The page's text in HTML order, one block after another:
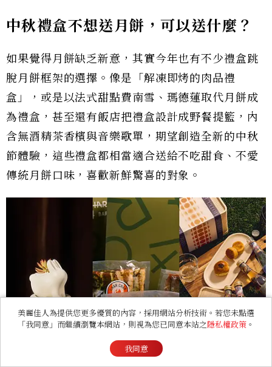
中秋禮盒不想送月餅，可以送什麼？
如果覺得月餅缺乏新意，其實今年也有不少禮盒跳
脫月餅框架的選擇。像是「解凍即烤的肉品禮
盒」，或是以法式甜點費南雪、瑪德蓮取代月餅成
為禮盒，甚至還有飯店把禮盒設計成野餐提籃，內
含無酒精茶香檳與音樂歌單，期望創造全新的中秋
節體驗，這些禮盒都相當適合送給不吃甜食、不愛
傳統月餅口味，喜歡新鮮驚喜的對象。
美麗佳人為提供您更多優質的內容，採用網站分析技術。若您未點選
「我同意」而繼續瀏覽本網站，則視為您已同意本站之隱私權政策 。
我同意